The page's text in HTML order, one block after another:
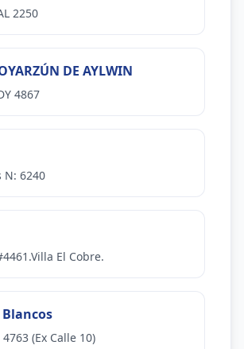
2250
DE AYLWIN
4867
N: 6240
El Cobre.
(Ex Calle 10)